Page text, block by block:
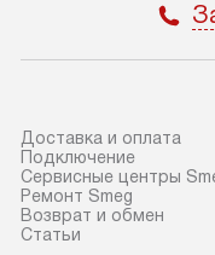
доставки у
В день,
упакованный товар
Если вам
покупку до двери
или места
Доставка и оплата
Подключение
Сервисные центры
Ремонт Smeg
Возврат и обмен
Статьи